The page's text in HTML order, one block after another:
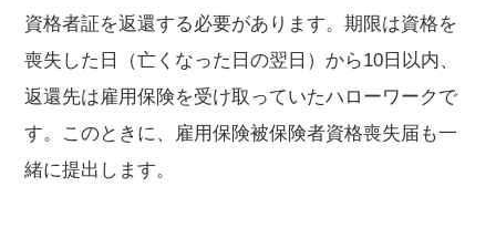
資格者証を返還する必要があります。期限は資格を
喪失した日（亡くなった日の翌日）から10日以内、
返還先は雇用保険を受け取っていたハローワークで
す。このときに、雇用保険被保険者資格喪失届も一
緒に提出します。